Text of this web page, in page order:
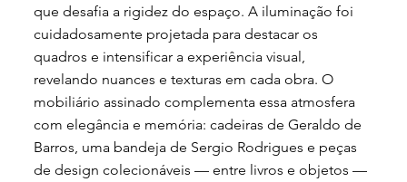
que desafia a rigidez do espaço. A iluminação foi
cuidadosamente projetada para destacar os
quadros e intensificar a experiência visual,
revelando nuances e texturas em cada obra. O
mobiliário assinado complementa essa atmosfera
com elegância e memória: cadeiras de Geraldo de
Barros, uma bandeja de Sergio Rodrigues e peças
de design colecionáveis — entre livros e objetos —